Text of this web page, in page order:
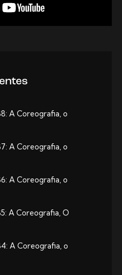
A Coreografia, o
A Coreografia, o
A Coreografia, o
A Coreografia, O
A Coreografia, o